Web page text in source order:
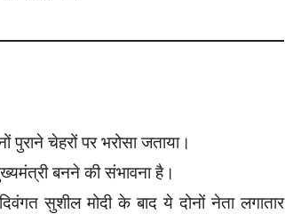
पुराने चेहरों पर भरोसा जताया।
बनने की संभावना है।
सुशील मोदी के बाद ये दोनों नेता लगातार